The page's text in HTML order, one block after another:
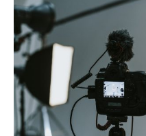
Aktualności